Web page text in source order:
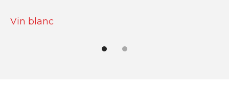
Vin rouge